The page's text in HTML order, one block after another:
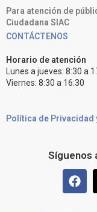
Para atención de
Ciudadana SIAC
CONTÁCTENOS
Horario de atención
Lunes a jueves: 8:30 a
Viernes: 8:30 a 16:30
Política de Privacidad
Síguenos